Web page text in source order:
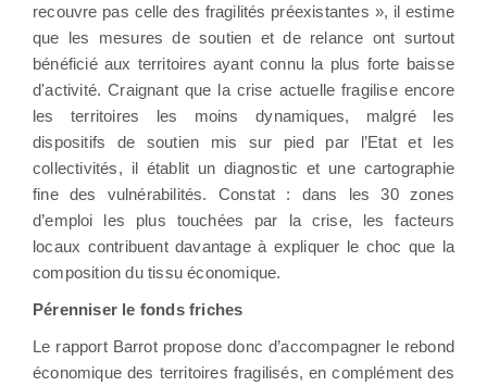
recouvre pas celle des fragilités préexistantes », il estime
que les mesures de soutien et de relance ont surtout
bénéficié aux territoires ayant connu la plus forte baisse
d'activité. Craignant que la crise actuelle fragilise encore
les territoires les moins dynamiques, malgré les
dispositifs de soutien mis sur pied par l’Etat et les
collectivités, il établit un diagnostic et une cartographie
fine des vulnérabilités. Constat : dans les 30 zones
d’emploi les plus touchées par la crise, les facteurs
locaux contribuent davantage à expliquer le choc que la
composition du tissu économique.
Pérenniser le fonds friches
Le rapport Barrot propose donc d’accompagner le rebond
économique des territoires fragilisés, en complément des